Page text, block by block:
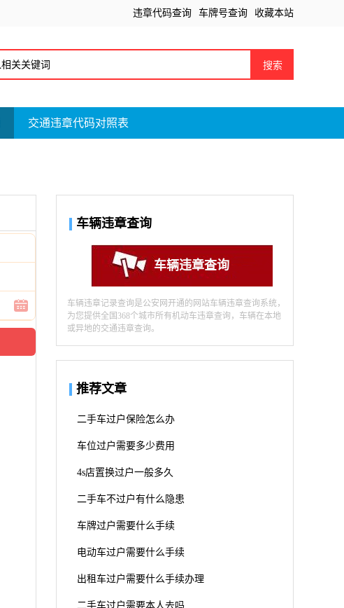
违章代码查询 车牌号查询 收藏本站
搜索
交通违章代码对照表
车辆违章查询
车辆违章查询
车辆违章记录查询是公安网开通的网站车辆违章查询系统，
为您提供全国368个城市所有机动车违章查询，车辆在本地
或异地的交通违章查询。
推荐文章
二手车过户保险怎么办
车位过户需要多少费用
4s店置换过户一般多久
二手车不过户有什么隐患
车牌过户需要什么手续
电动车过户需要什么手续
出租车过户需要什么手续办理
二手车过户需要本人去吗